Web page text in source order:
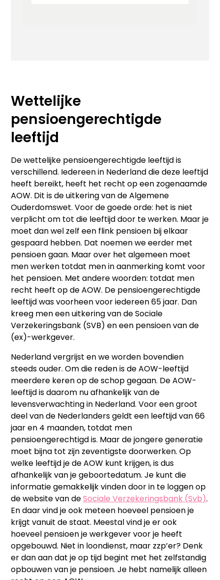
Wettelijke
pensioengerechtigde
leeftijd
De wettelijke pensioengerechtigde leeftijd is
verschillend. Iedereen in Nederland die deze leeftijd
heeft bereikt, heeft het recht op een zogenaamde
AOW. Dit is de uitkering van de Algemene
Ouderdomswet. Voor de goede orde: het is niet
verplicht om tot die leeftijd door te werken. Maar je
moet dan wel zelf een flink pensioen bij elkaar
gespaard hebben. Dat noemen we eerder met
pensioen gaan. Maar over het algemeen moet
men werken totdat men in aanmerking komt voor
het pensioen. Met andere woorden: totdat men
recht heeft op de AOW. De pensioengerechtigde
leeftijd was voorheen voor iedereen 65 jaar. Dan
kreeg men een uitkering van de Sociale
Verzekeringsbank (SVB) en een pensioen van de
(ex)-werkgever.
Nederland vergrijst en we worden bovendien
steeds ouder. Om die reden is de AOW-leeftijd
meerdere keren op de schop gegaan. De AOW-
leeftijd is daarom nu afhankelijk van de
levensverwachting in Nederland. Voor een groot
deel van de Nederlanders geldt een leeftijd van 66
jaar en 4 maanden, totdat men
pensioengerechtigd is. Maar de jongere generatie
moet bijna tot zijn zeventigste doorwerken. Op
welke leeftijd je de AOW kunt krijgen, is dus
afhankelijk van je geboortedatum. Je kunt die
informatie gemakkelijk vinden door in te loggen op
de website van deSociale Verzekeringsbank (Svb).
En daar vind je ook meteen hoeveel pensioen je
krijgt vanuit de staat. Meestal vind je er ook
hoeveel pensioen je werkgever voor je heeft
opgebouwd. Niet in loondienst, maar zzp’er? Denk
er dan aan dat je op tijd begint met het zelfstandig
opbouwen van je pensioen. Je hebt namelijk alleen